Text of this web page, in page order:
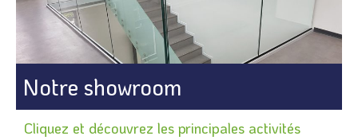
Notre showroom
Cliquez et découvrez les principales activités